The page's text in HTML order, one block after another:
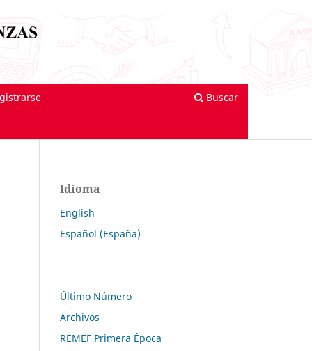
Buscar
Idioma
English
Español (España)
Último Número
Archivos
REMEF Primera Época